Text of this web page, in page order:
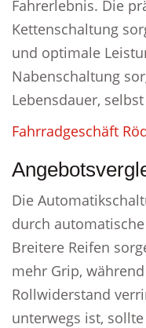
Fahrerlebnis. Die
Kettenschaltung
und optimale
Nabenschaltung
Lebensdauer,
Fahrradgeschäft
Die
durch
Breitere Reifen
mehr Grip,
Rollwiderstand
unterwegs ist,